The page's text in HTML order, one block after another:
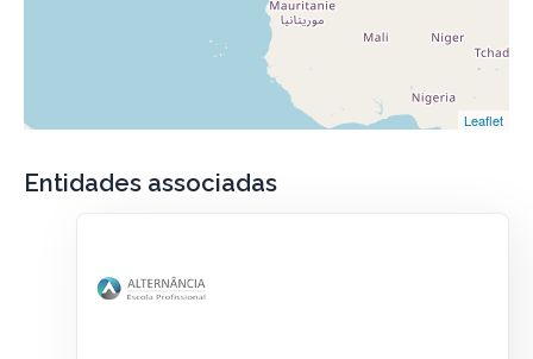
Leaflet
Entidades associadas